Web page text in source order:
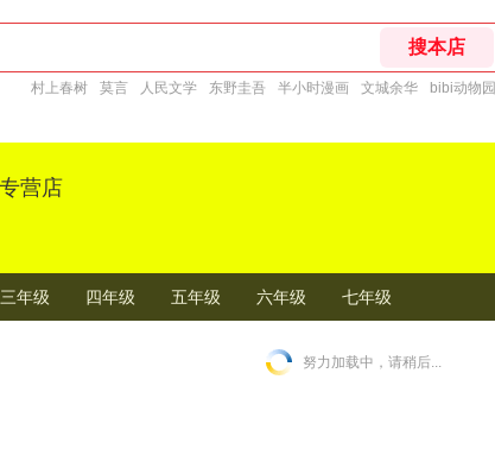
村上春树 莫言 人民文学 东野圭吾 半小时漫画 文城余华 bibi动物园
营店
三年级 四年级 五年级 六年级 七年级
努力加载中，请稍后...